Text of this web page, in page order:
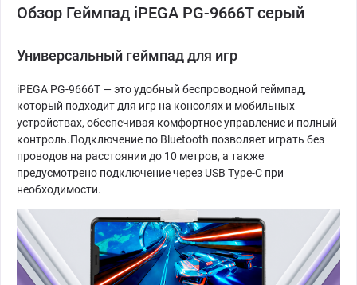
Обзор Геймпад iPEGA PG-9666T серый
Универсальный геймпад для игр
iPEGA PG-9666T — это удобный беспроводной геймпад,
который подходит для игр на консолях и мобильных
устройствах, обеспечивая комфортное управление и полный
контроль.Подключение по Bluetooth позволяет играть без
проводов на расстоянии до 10 метров, а также
предусмотрено подключение через USB Type-C при
необходимости.